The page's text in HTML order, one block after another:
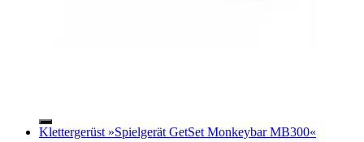
Klettergerüst »Spielgerät GetSet Monkeybar MB300«